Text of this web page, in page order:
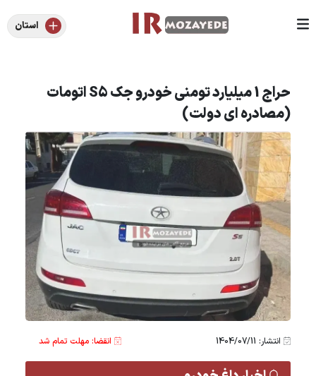
استان
حراج 1 میلیارد تومنی خودرو جک S5 اتومات
(مصادره ای دولت)
انتشار: 1404/07/11 انقضا: مهلت تمام شد